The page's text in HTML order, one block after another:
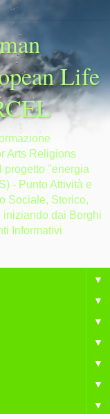
Life
Arts Religions
progetto "energia
- Punto Attività e
Sociale, Storico,
dai Borghi
Informativi
▼
▼
▼
▼
▼
▼
▼